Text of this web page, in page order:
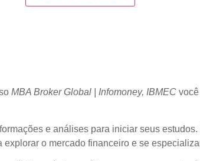
MBA Broker Global | Infomoney, IBMEC
e análises para iniciar seus
o mercado financeiro e se